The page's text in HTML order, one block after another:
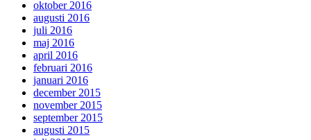
oktober 2016
augusti 2016
juli 2016
maj 2016
april 2016
februari 2016
januari 2016
december 2015
november 2015
september 2015
augusti 2015